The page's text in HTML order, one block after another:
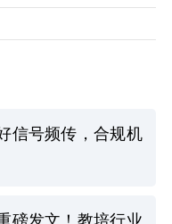
信号频传，合规机
磅发文！教培行业